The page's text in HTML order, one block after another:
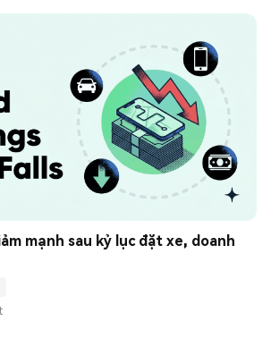
mạnh sau kỷ lục đặt xe, doanh